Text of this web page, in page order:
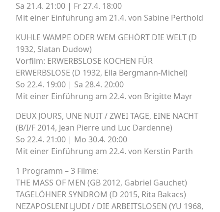
Sa 21.4. 21:00 | Fr 27.4. 18:00
Mit einer Einführung am 21.4. von Sabine Perthold
KUHLE WAMPE ODER WEM GEHÖRT DIE WELT (D
1932, Slatan Dudow)
Vorfilm: ERWERBSLOSE KOCHEN FÜR
ERWERBSLOSE (D 1932, Ella Bergmann-Michel)
So 22.4. 19:00 | Sa 28.4. 20:00
Mit einer Einführung am 22.4. von Brigitte Mayr
DEUX JOURS, UNE NUIT / ZWEI TAGE, EINE NACHT
(B/I/F 2014, Jean Pierre und Luc Dardenne)
So 22.4. 21:00 | Mo 30.4. 20:00
Mit einer Einführung am 22.4. von Kerstin Parth
1 Programm – 3 Filme:
THE MASS OF MEN (GB 2012, Gabriel Gauchet)
TAGELÖHNER SYNDROM (D 2015, Rita Bakacs)
NEZAPOSLENI LJUDI / DIE ARBEITSLOSEN (YU 1968,